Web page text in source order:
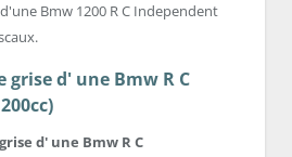
Bmw 1200 R C Independent
grise d' une Bmw R C
d' une Bmw R C